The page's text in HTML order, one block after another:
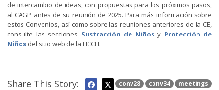
de intercambio de ideas, con propuestas para los próximos pasos,
al CAGP antes de su reunión de 2025. Para más información sobre
estos Convenios, así como sobre las reuniones anteriores de la CE,
consulte las secciones Sustracción de Niñosy Protección de
Niños del sitio web de la HCCH.
conv28 conv34 meetings
Share This Story: